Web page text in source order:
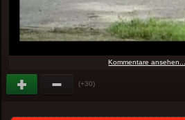
Kommentare
(+30)